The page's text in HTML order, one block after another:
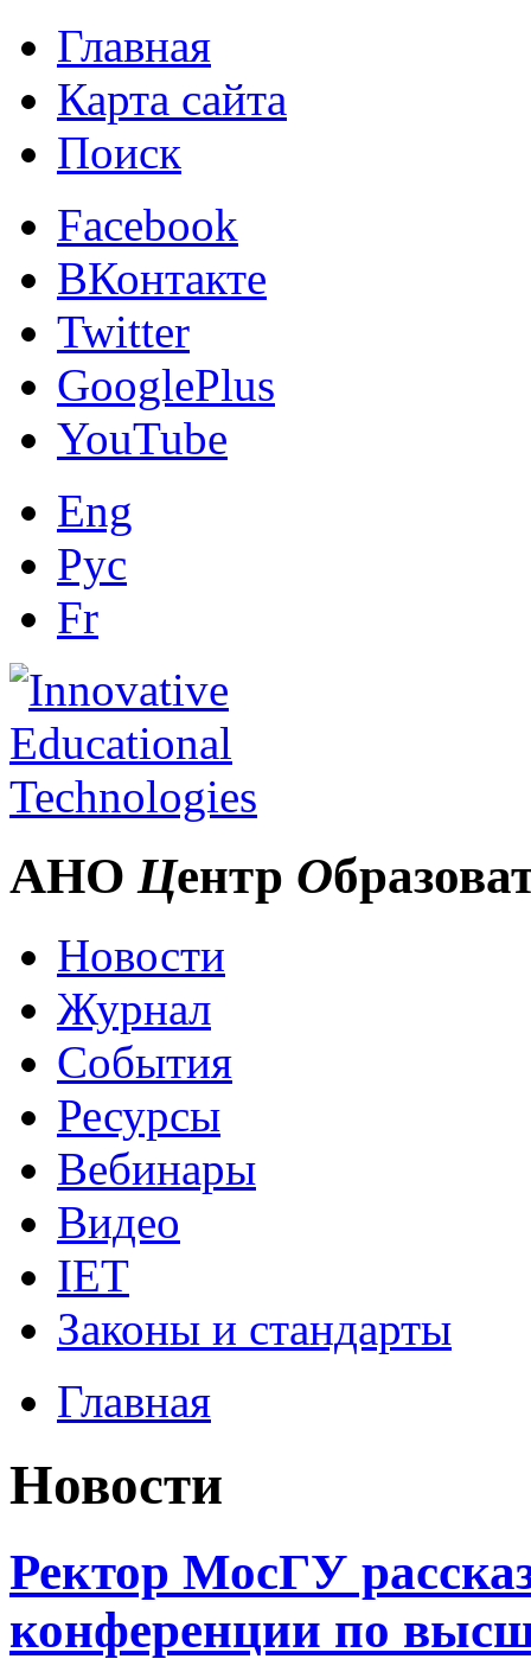
Главная
Карта сайта
Поиск
Facebook
ВКонтакте
Twitter
GooglePlus
YouTube
Eng
Рус
Fr
АНО Центр О
Новости
Журнал
События
Ресурсы
Вебинары
Видео
IET
Законы и стандарты
Главная
Новости
Ректор МосГУ
конференции по